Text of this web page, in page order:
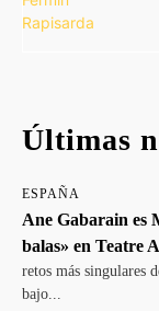
Últimas
ESPAÑA
Ane Gabarain es
balas» en Teatre
retos más singulares
bajo...